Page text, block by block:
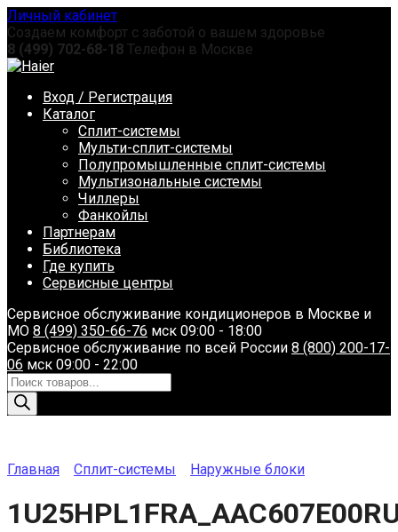
Перейти
к
содержанию
Личный кабинет
Создаем комфорт с заботой о вашем здоровье
8 (499) 702-68-18 Телефон в Москве
Вход / Регистрация
Каталог
Сплит-системы
Мульти-сплит-системы
Полупромышленные сплит-системы
Мультизональные системы
Чиллеры
Фанкойлы
Партнерам
Библиотека
Где купить
Сервисные центры
Сервисное обслуживание кондиционеров в Москве и
МО 8 (499) 350-66-76 мск 09:00 - 18:00
Сервисное обслуживание по всей России 8 (800) 200-17-
06 мск 09:00 - 22:00
Поиск
товаров
Главная Сплит-системы Наружные блоки